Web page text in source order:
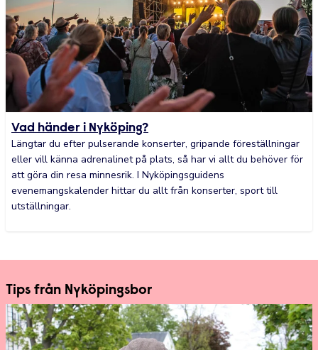
Vad händer i Nyköping?
Längtar du efter pulserande konserter, gripande föreställningar
eller vill känna adrenalinet på plats, så har vi allt du behöver för
att göra din resa minnesrik. I Nyköpingsguidens
evenemangskalender hittar du allt från konserter, sport till
utställningar.
Tips från Nyköpingsbor